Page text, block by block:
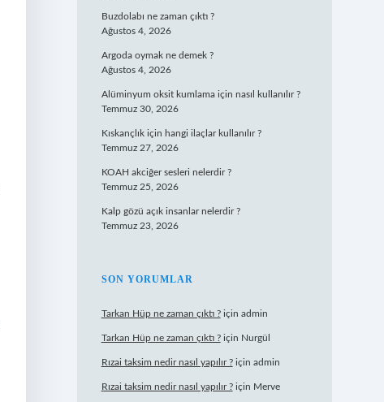
Buzdolabı ne zaman çıktı ?
Ağustos 4, 2026
Argoda oymak ne demek ?
Ağustos 4, 2026
Alüminyum oksit kumlama için nasıl kullanılır ?
Temmuz 30, 2026
Kıskançlık için hangi ilaçlar kullanılır ?
Temmuz 27, 2026
KOAH akciğer sesleri nelerdir ?
Temmuz 25, 2026
Kalp gözü açık insanlar nelerdir ?
Temmuz 23, 2026
SON YORUMLAR
Tarkan Hüp ne zaman çıktı ?için admin
Tarkan Hüp ne zaman çıktı ?için Nurgül
Rızai taksim nedir nasıl yapılır ?için admin
Rızai taksim nedir nasıl yapılır ?için Merve